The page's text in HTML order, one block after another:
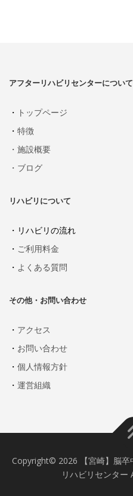
アフターリハビリセンターについて
・ トップページ
・ 特徴
・施設概要
・ブログ
リハビリについて
・リハビリの流れ
・ ご利用料金
・ よくある質問
その他・お問い合わせ
・ アクセス
・ お問い合わせ
・ 個人情報方針
・ 運営組織
Copyright© 2026 【宮崎】脳卒
リハビリセンター